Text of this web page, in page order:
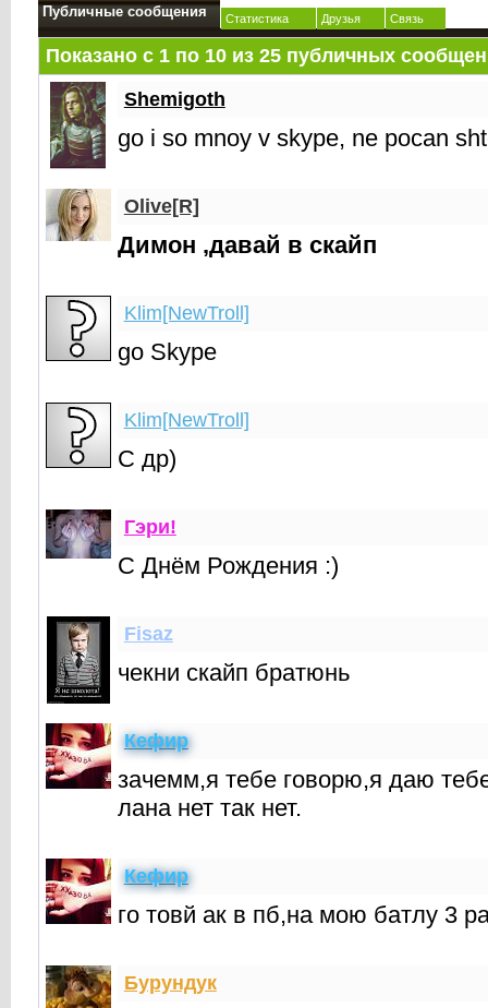
Публичные сообщения Статистика Друзья Связь
Показано с 1 по 10из 25публичных
Shemigoth
go i so mnoy v skype, ne pocan
Olive[R]
Димон ,давай в скайп
Klim[NewTroll]
go Skype
Klim[NewTroll]
C др)
Гэри!
С Днём Рождения :)
Fisaz
чекни скайп братюнь
Кефир
зачемм,я тебе говорю,я даю
лана нет так нет.
Кефир
го товй ак в пб,на мою батлу 3
Бурундук